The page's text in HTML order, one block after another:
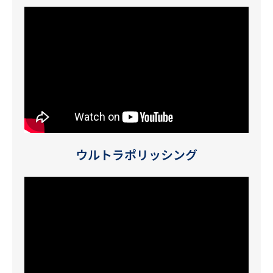
ウルトラポリッシング